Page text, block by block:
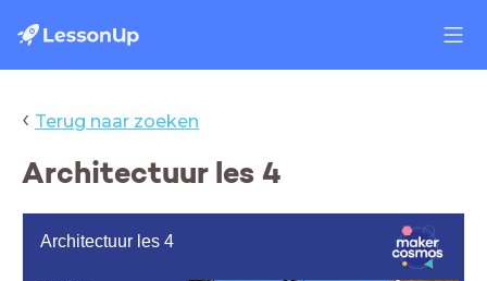
‹ Terug naar zoeken
Architectuur les 4
Architectuur les 4